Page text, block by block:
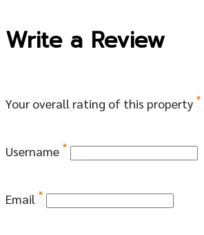
Write a Review
Your overall rating of this property *
Username *
Email *